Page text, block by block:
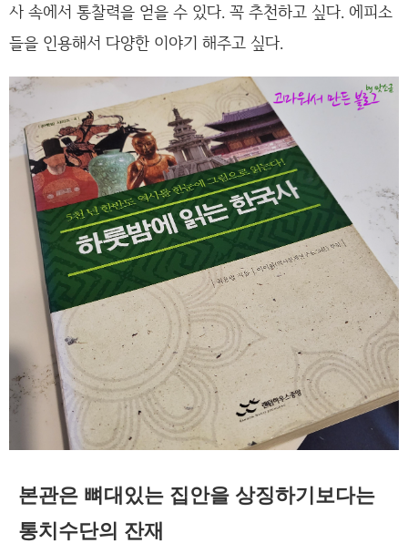
사 속에서 통찰력을 얻을 수 있다. 꼭 추천하고 싶다. 에피소
들을 인용해서 다양한 이야기 해주고 싶다.
본관은 뼈대있는 집안을 상징하기보다는
통치수단의 잔재